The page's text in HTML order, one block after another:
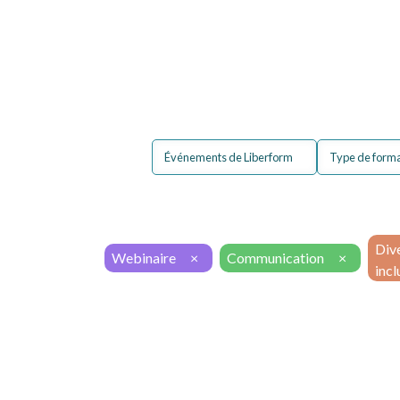
Événements de Liberform Type de
Webinaire × Communication ×